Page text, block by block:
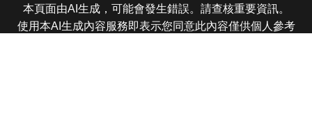
本頁面由AI生成，可能會發生錯誤。請查核重要資訊。
使用本AI生成內容服務即表示您同意此內容僅供個人參考